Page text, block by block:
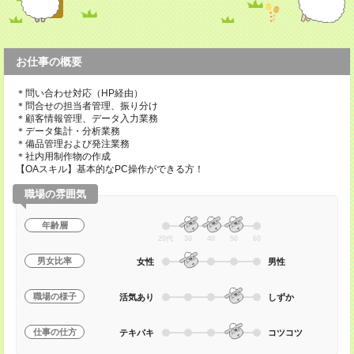
お仕事の概要
＊問い合わせ対応（HP経由）
＊問合せの担当者管理、振り分け
＊顧客情報管理、データ入力業務
＊データ集計・分析業務
＊備品管理および発注業務
＊社内用制作物の作成
【OAスキル】基本的なPC操作ができる方！
職場の雰囲気
年齢層
20代 30 40 50 60
男女比率 女性 男性
職場の様子 活気あり しずか
仕事の仕方 テキパキ コツコツ